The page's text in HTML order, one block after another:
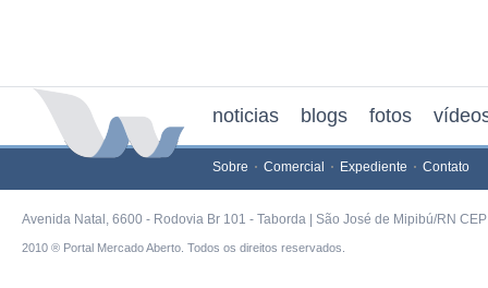
noticias blogs fotos
Sobre Comercial Expediente Contato
Avenida Natal, 6600 - Rodovia Br 101 - Taborda | São José de Mipibú/RN
2010 ® Portal Mercado Aberto. Todos os direitos reservados.